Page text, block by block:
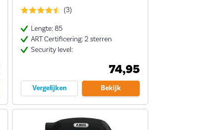
(3)
Lengte: 85
ART Certificering: 2 sterren
Security level:
74,95
Vergelijken Bekijk